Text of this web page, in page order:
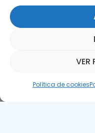
VER
Política de cookies